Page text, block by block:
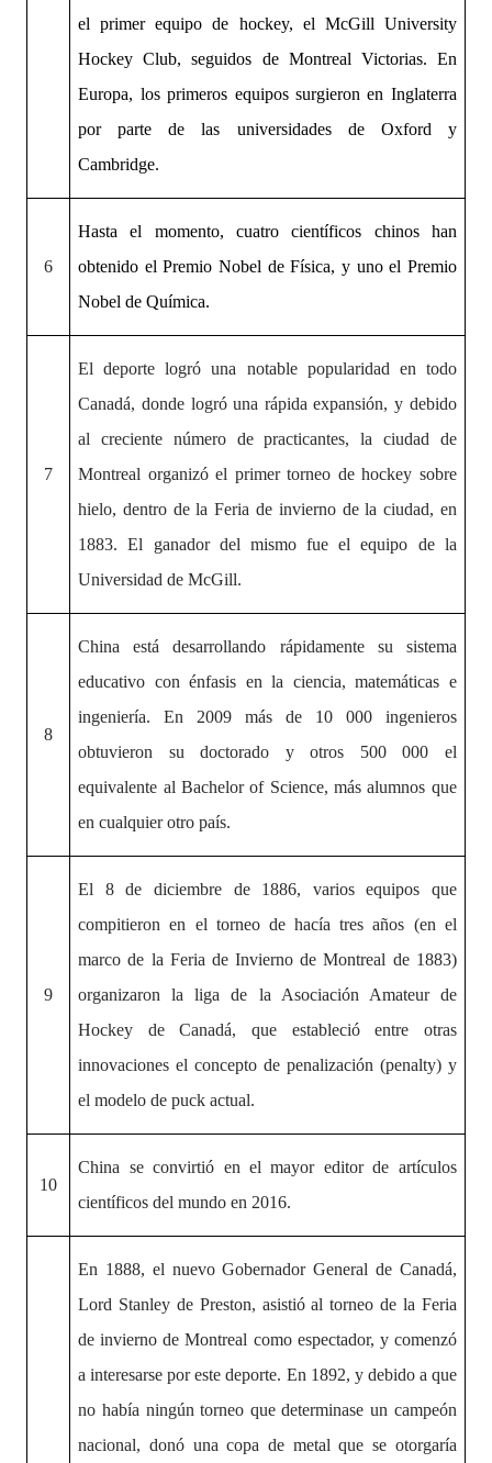
el primer equipo de hockey, el McGill University
Hockey Club, seguidos de Montreal Victorias. En
Europa, los primeros equipos surgieron en Inglaterra
por parte de las universidades de Oxford y
Cambridge.
6
Hasta el momento, cuatro científicos chinos han
obtenido el Premio Nobel de Física, y uno el Premio
Nobel de Química.
7
El deporte logró una notable popularidad en todo
Canadá, donde logró una rápida expansión, y debido
al creciente número de practicantes, la ciudad de
Montreal organizó el primer torneo de hockey sobre
hielo, dentro de la Feria de invierno de la ciudad, en
1883. El ganador del mismo fue el equipo de la
Universidad de McGill.
8
China está desarrollando rápidamente su sistema
educativo con énfasis en la ciencia, matemáticas e
ingeniería. En 2009 más de 10 000 ingenieros
obtuvieron su doctorado y otros 500 000 el
equivalente al Bachelor of Science, más alumnos que
en cualquier otro país.
9
El 8 de diciembre de 1886, varios equipos que
compitieron en el torneo de hacía tres años (en el
marco de la Feria de Invierno de Montreal de 1883)
organizaron la liga de la Asociación Amateur de
Hockey de Canadá, que estableció entre otras
innovaciones el concepto de penalización (penalty) y
el modelo de puck actual.
10
China se convirtió en el mayor editor de artículos
científicos del mundo en 2016.
En 1888, el nuevo Gobernador General de Canadá,
Lord Stanley de Preston, asistió al torneo de la Feria
de invierno de Montreal como espectador, y comenzó
a interesarse por este deporte. En 1892, y debido a que
no había ningún torneo que determinase un campeón
nacional, donó una copa de metal que se otorgaría